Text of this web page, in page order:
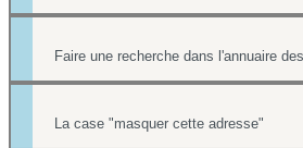
La case "masquer cette adresse"